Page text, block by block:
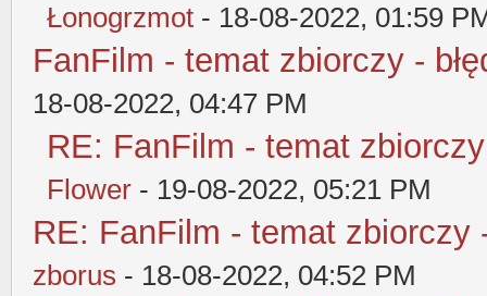
Łonogrzmot - 18-08-2022, 01:59
FanFilm - temat zbiorczy -
18-08-2022, 04:47 PM
RE: FanFilm - temat
Flower - 19-08-2022, 05:21 PM
RE: FanFilm - temat zbiorczy
zborus - 18-08-2022, 04:52 PM